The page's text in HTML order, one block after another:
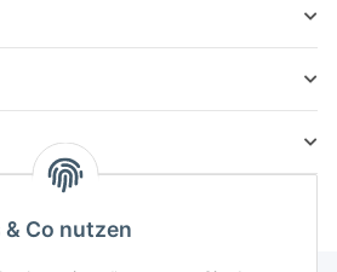
Co nutzen